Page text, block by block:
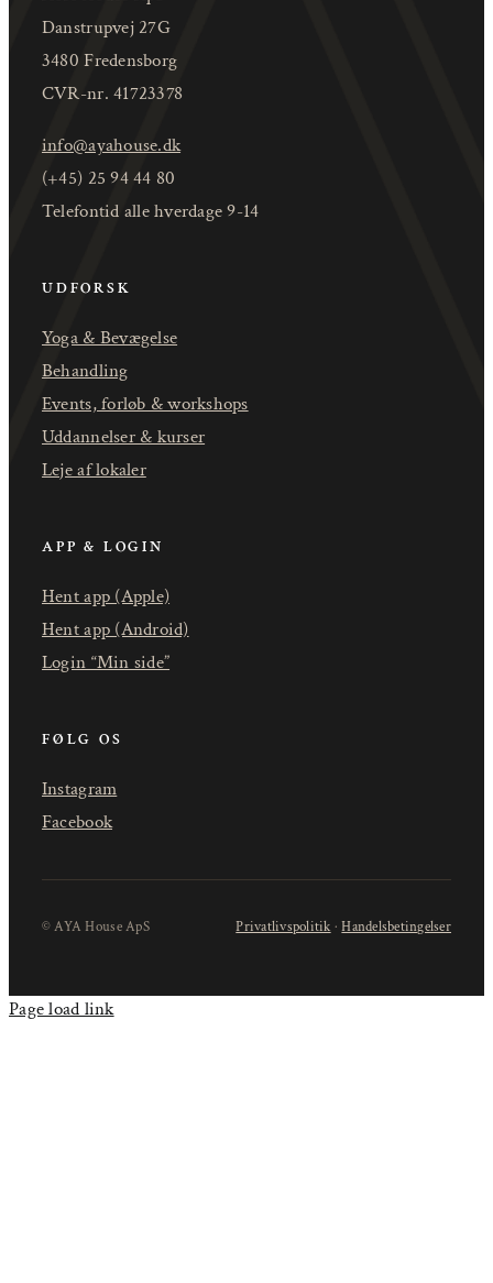
Danstrupvej 27G
3480 Fredensborg
CVR-nr. 41723378
info@ayahouse.dk
(+45) 25 94 44 80
Telefontid alle hverdage 9-14
UDFORSK
Yoga & Bevægelse
Behandling
Events, forløb & workshops
Uddannelser & kurser
Leje af lokaler
APP & LOGIN
Hent app (Apple)
Hent app (Android)
Login “Min side”
FØLG OS
Instagram
Facebook
© AYA House ApS Privatlivspolitik ·Handelsbetingelser
Page load link